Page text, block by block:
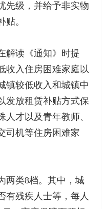
先级，并给予非实物
。
解读《通知》时提
收入住房困难家庭以
镇较低收入和城镇中
发放租赁补贴方式保
人才以及青年教师、
司机等住房困难家
两类8档。其中，城
有残疾人士等，每人